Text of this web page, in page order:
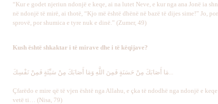
“Kur e godet njeriun ndonjë e keqe, ai na lutet Neve, e kur nga ana Jonë ia
në ndonjë të mirë, ai thotë, “Kjo më është dhënë në bazë të dijes sime!” Jo,
sprovë, por shumica e tyre nuk e dinë.” (Zumer, 49)
Kush është shkaktar i të mirave dhe i të këqijave?
مَا أَصَابَكَ مِنْ حَسَنَةٍ فَمِنَ اللَّهِ وَمَا أَصَابَكَ مِنْ سَيِّئَةٍ فَمِنْ نَفْسِكَ...
Çfarëdo e mire që të vjen është nga Allahu, e çka të ndodhë nga ndonjë e
vetë ti… (Nisa, 79)